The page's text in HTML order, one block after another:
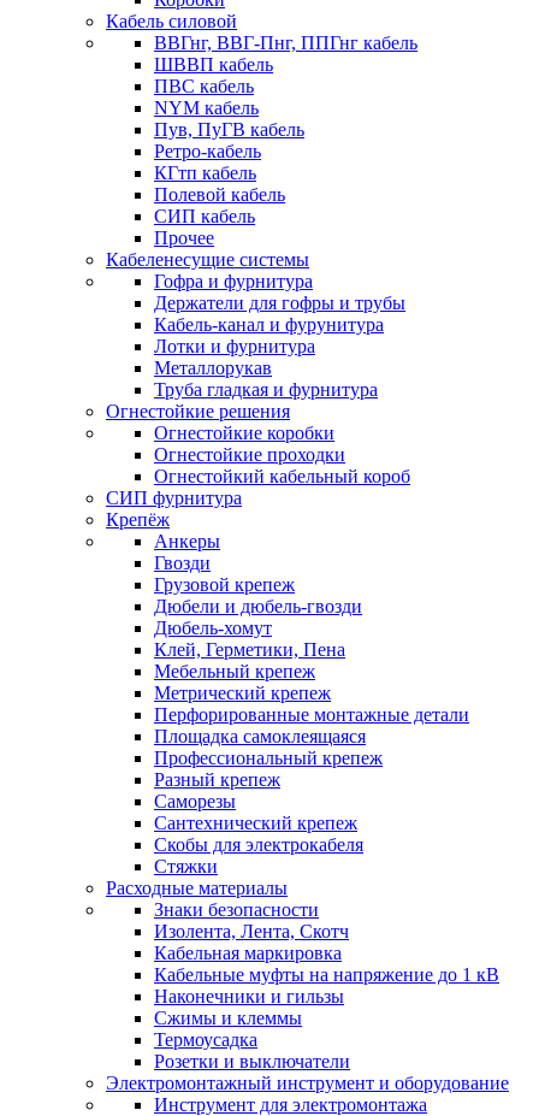
Кабель силовой
ВВГнг, ВВГ-Пнг, ППГнг кабель
ШВВП кабель
ПВС кабель
NYM кабель
Пув, ПуГВ кабель
Ретро-кабель
КГтп кабель
Полевой кабель
СИП кабель
Прочее
Кабеленесущие системы
Гофра и фурнитура
Держатели для гофры и трубы
Кабель-канал и фурунитура
Лотки и фурнитура
Металлорукав
Труба гладкая и фурнитура
Огнестойкие решения
Огнестойкие коробки
Огнестойкие проходки
Огнестойкий кабельный короб
СИП фурнитура
Крепёж
Анкеры
Гвозди
Грузовой крепеж
Дюбели и дюбель-гвозди
Дюбель-хомут
Клей, Герметики, Пена
Мебельный крепеж
Метрический крепеж
Перфорированные монтажные детали
Площадка самоклеящаяся
Профессиональный крепеж
Разный крепеж
Саморезы
Сантехнический крепеж
Скобы для электрокабеля
Стяжки
Расходные материалы
Знаки безопасности
Изолента, Лента, Скотч
Кабельная маркировка
Кабельные муфты на напряжение до 1 кВ
Наконечники и гильзы
Сжимы и клеммы
Термоусадка
Розетки и выключатели
Электромонтажный инструмент и оборудование
Инструмент для электромонтажа